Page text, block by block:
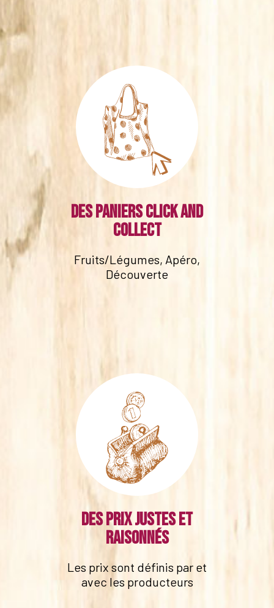
Des paniers click and
collect
Fruits/Légumes, Apéro,
Découverte
Des prix justes et
raisonnés
Les prix sont définis par et
avec les producteurs